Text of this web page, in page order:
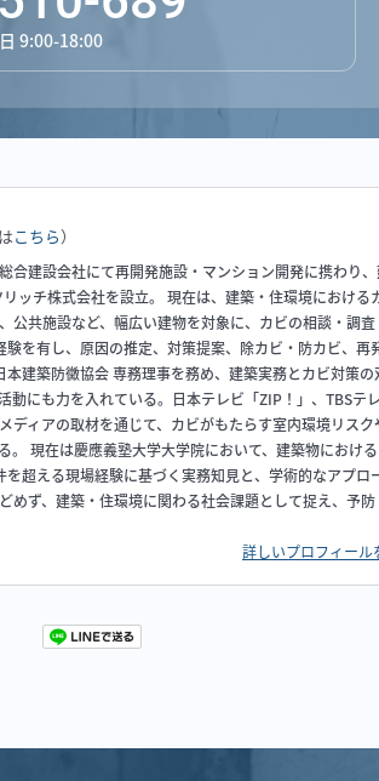
9:00-18:00
こちら）
合建設会社にて再開発施設・マンション開発に携わり
ッチ株式会社を設立。 現在は、建築・住環境における
公共施設など、幅広い建物を対象に、カビの相談・調
を有し、原因の推定、対策提案、除カビ・防カビ、再
建築防黴協会 専務理事を務め、建築実務とカビ対策の
動にも力を入れている。日本テレビ「ZIP！」、TBSテ
ディアの取材を通じて、カビがもたらす室内環境リスク
。 現在は慶應義塾大学大学院において、建築物におけ
超える現場経験に基づく実務知見と、学術的なアプロ
ず、建築・住環境に関わる社会課題として捉え、予防
詳しいプロフィール